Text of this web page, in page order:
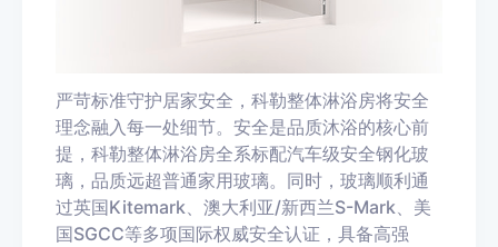
严苛标准守护居家安全，科勒整体淋浴房将安全
理念融入每一处细节。安全是品质沐浴的核心前
提，科勒整体淋浴房全系标配汽车级安全钢化玻
璃，品质远超普通家用玻璃。同时，玻璃顺利通
过英国Kitemark、澳大利亚/新西兰S-Mark、美
国SGCC等多项国际权威安全认证，具备高强